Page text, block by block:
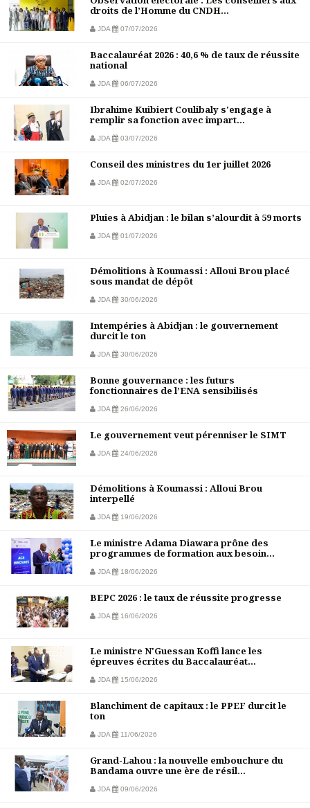
droits de l’Homme du CNDH...
JDA 07/07/2026
Baccalauréat 2026 : 40,6 % de taux de réussite
national
JDA 06/07/2026
Ibrahime Kuibiert Coulibaly s'engage à
remplir sa fonction avec impart...
JDA 03/07/2026
Conseil des ministres du 1er juillet 2026
JDA 02/07/2026
Pluies à Abidjan : le bilan s’alourdit à 59 morts
JDA 01/07/2026
Démolitions à Koumassi : Alloui Brou placé
sous mandat de dépôt
JDA 30/06/2026
Intempéries à Abidjan : le gouvernement
durcit le ton
JDA 30/06/2026
Bonne gouvernance : les futurs
fonctionnaires de l’ENA sensibilisés
JDA 26/06/2026
Le gouvernement veut pérenniser le SIMT
JDA 24/06/2026
Démolitions à Koumassi : Alloui Brou
interpellé
JDA 19/06/2026
Le ministre Adama Diawara prône des
programmes de formation aux besoin...
JDA 18/06/2026
BEPC 2026 : le taux de réussite progresse
JDA 16/06/2026
Le ministre N'Guessan Koffi lance les
épreuves écrites du Baccalauréat...
JDA 15/06/2026
Blanchiment de capitaux : le PPEF durcit le
ton
JDA 11/06/2026
Grand-Lahou : la nouvelle embouchure du
Bandama ouvre une ère de résil...
JDA 09/06/2026